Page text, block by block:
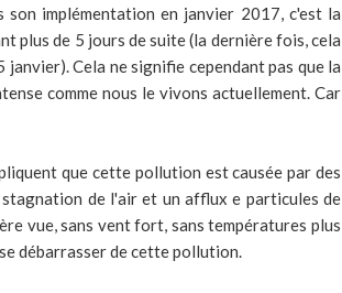
implémentation en janvier 2017, c'est la
plus de 5 jours de suite (la dernière fois, cela
Cela ne signifie cependant pas que la
comme nous le vivons actuellement. Car
que cette pollution est causée par des
de l'air et un afflux e particules de
vue, sans vent fort, sans températures plus
débarrasser de cette pollution.